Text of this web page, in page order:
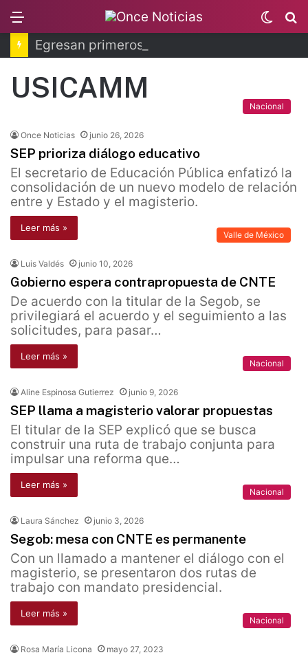
Switch
skin
USICAMM
Nacional
Once Noticias junio 26, 2026
SEP prioriza diálogo educativo
El secretario de Educación Pública enfatizó la
consolidación de un nuevo modelo de relación
entre y Estado y el magisterio.
Leer más »
Valle de México
Luis Valdés junio 10, 2026
Gobierno espera contrapropuesta de CNTE
De acuerdo con la titular de la Segob, se
privilegiará el acuerdo y el seguimiento a las
solicitudes, para pasar…
Leer más »
Nacional
Aline Espinosa Gutierrez junio 9, 2026
SEP llama a magisterio valorar propuestas
El titular de la SEP explicó que se busca
construir una ruta de trabajo conjunta para
impulsar una reforma que…
Leer más »
Nacional
Laura Sánchez junio 3, 2026
Segob: mesa con CNTE es permanente
Con un llamado a mantener el diálogo con el
magisterio, se presentaron dos rutas de
trabajo con mandato presidencial.
Leer más »
Nacional
Rosa María Licona mayo 27, 2023